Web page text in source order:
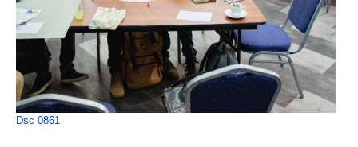
Dsc 0861